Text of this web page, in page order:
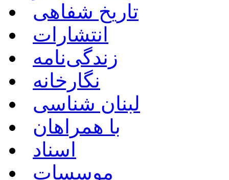
تاریخ شفاهی
انتشارات
زندگی‌نامه
نگارخانه
لبنان شناسی
با همراهان
اسناد
موسسات